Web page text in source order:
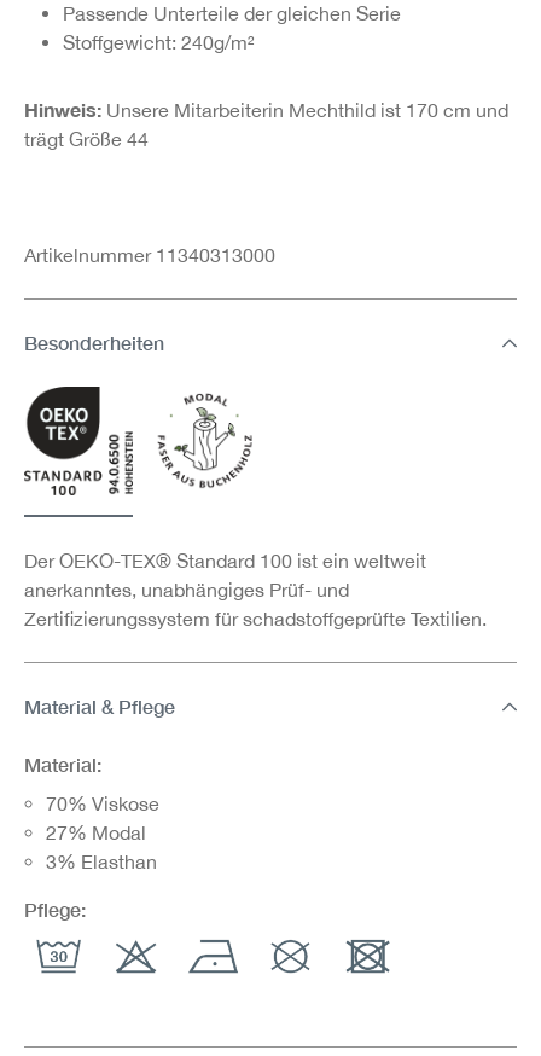
Passende Unterteile der gleichen Serie
Stoffgewicht: 240g/m²
Hinweis: Unsere Mitarbeiterin Mechthild ist 170 cm und
trägt Größe 44
Artikelnummer 11340313000
Besonderheiten
Der OEKO-TEX® Standard 100 ist ein weltweit
anerkanntes, unabhängiges Prüf- und
Zertifizierungssystem für schadstoffgeprüfte Textilien.
Material & Pflege
Material:
70% Viskose
27% Modal
3% Elasthan
Pflege: